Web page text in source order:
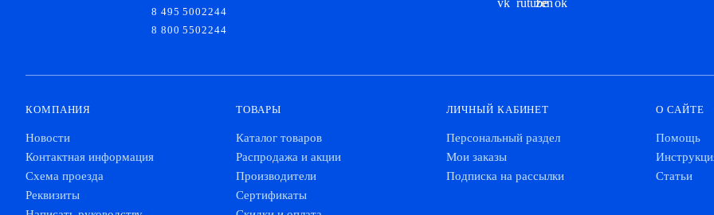
8 495 5002244
8 800 5502244
КОМПАНИЯ
Новости
Контактная информация
Схема проезда
Реквизиты
ТОВАРЫ
Каталог товаров
Распродажа и акции
Производители
Сертификаты
ЛИЧНЫЙ КАБИНЕТ
Персональный раздел
Мои заказы
Подписка на рассылки
О САЙТЕ
Помощь
Статьи